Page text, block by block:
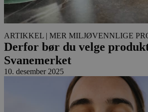
ARTIKKEL | MER MILJØVENNLIGE
Derfor bør du velge
Svanemerket
10. desember 2025